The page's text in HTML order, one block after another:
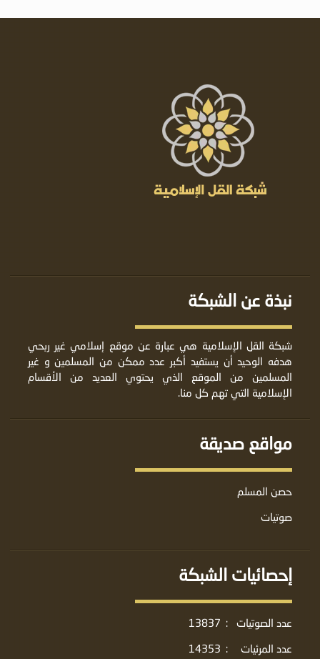
نبذة عن الشبكة
شبكة القل الإسلامية هي عبارة عن موقع إسلامي غير ربحي
هدفه الوحيد أن يستفيد أكبر عدد ممكن من المسلمين و غير
المسلمين من الموقع الذي يحتوي العديد من الأقسام
الإسلامية التي تهم كل منا.
مواقع صديقة
حصن المسلم
صوتيات
إحصائيات الشبكة
عدد الصوتيات :
13837
عدد المرئيات
:
14353